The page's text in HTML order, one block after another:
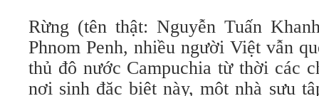
Rừng (tên thật: Nguyễn Tuấn
Phnom Penh, nhiều người Việt vẫn
thủ đô nước Campuchia từ thời các
nơi sinh đặc biệt này, một nhà sưu